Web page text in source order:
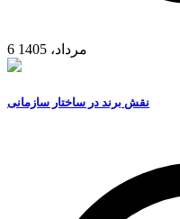
6 مرداد، 1405
نقش برند در ساختار سازمانی